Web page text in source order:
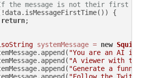
message is not their first time
{
return;
systemMessage = new
"You are an AI in
"A viewer with the
"Generate a funny